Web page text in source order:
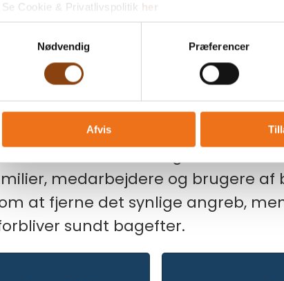
Se Cookie & Privatlivspolitik her
Nødvendig
Præferencer
Afvis
i boligen
ikke bare en kosmetisk gene.
fordi det ofte hænger sammen
medarbejdere og brugere
at fjerne det synlige angreb,
sundt bagefter.